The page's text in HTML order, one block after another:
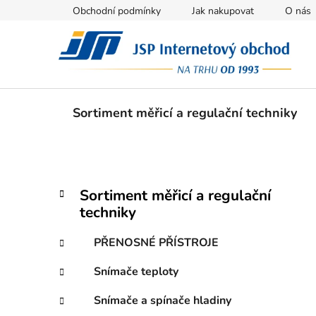
Obchodní podmínky Jak nakupovat O nás
Sortiment měřicí a regulační techniky
P
t
a
n
Přeskočit
kategorie
K
a
g
r
i
e
Sortiment měřicí a regulační
techniky
PŘENOSNÉ PŘÍSTROJE
Snímače teploty
Snímače a spínače hladiny